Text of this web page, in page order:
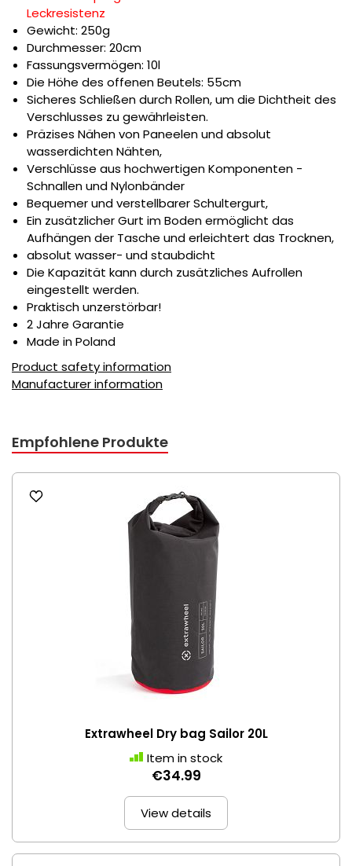
Leckresistenz
Gewicht: 250g
Durchmesser: 20cm
Fassungsvermögen: 10l
Die Höhe des offenen Beutels: 55cm
Sicheres Schließen durch Rollen, um die Dichtheit des
Verschlusses zu gewährleisten.
Präzises Nähen von Paneelen und absolut
wasserdichten Nähten,
Verschlüsse aus hochwertigen Komponenten -
Schnallen und Nylonbänder
Bequemer und verstellbarer Schultergurt,
Ein zusätzlicher Gurt im Boden ermöglicht das
Aufhängen der Tasche und erleichtert das Trocknen,
absolut wasser- und staubdicht
Die Kapazität kann durch zusätzliches Aufrollen
eingestellt werden.
Praktisch unzerstörbar!
2 Jahre Garantie
Made in Poland
Product safety information
Manufacturer information
Empfohlene Produkte
Extrawheel Dry bag Sailor 20L
Item in stock
€34.99
View details